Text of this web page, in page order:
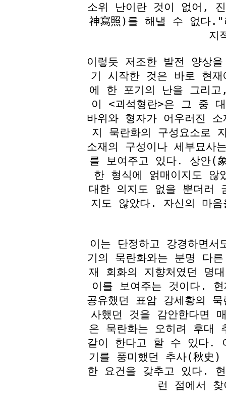
소위 난이란 것이 없어,
神寫照)를 해낼 수 없다."
지
이렇듯 저조한 발전 양상
기 시작한 것은 바로 현
에 한 포기의 난을 그리
이 <괴석형란>은 그 중
바위와 형자가 어우러진
지 묵란화의 구성요소로
소재의 구성이나 세부묘사
를 보여주고 있다. 상안(
한 형식에 얽매이지도 않
대한 의지도 없을 뿐더러
지도 않았다. 자신의 마
이는 단정하고 강경하면
기의 묵란화와는 분명 다
재 회화의 지향처였던 명
이를 보여주는 것이다. 현
공유했던 표암 강세황의
사했던 것을 감안한다면
은 묵란화는 오히려 후대
같이 한다고 할 수 있다.
기를 풍미했던 추사(秋史)
한 요건을 갖추고 있다.
런 점에서